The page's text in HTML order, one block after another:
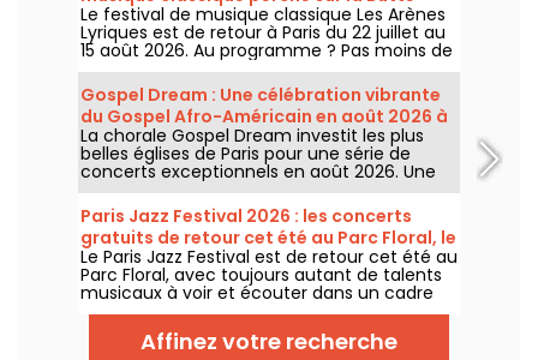
Montmartre
Le festival de musique classique Les Arènes
Lyriques est de retour à Paris du 22 juillet au
15 août 2026. Au programme ? Pas moins de
16 concerts donnés au sein des Arènes de
Montmartre, un cadre idyllique pour écouter
les grands classiques.
Gospel Dream : Une célébration vibrante
du Gospel Afro-Américain en août 2026 à
Paris
La chorale Gospel Dream investit les plus
belles églises de Paris pour une série de
concerts exceptionnels en août 2026. Une
expérience musicale unique qui célèbre
l'espoir, l'unité et la résilience à travers les
chants authentiques de l'Église Afro-
Américaine.
Paris Jazz Festival 2026 : les concerts
gratuits de retour cet été au Parc Floral, le
programme
Le Paris Jazz Festival est de retour cet été au
Parc Floral, avec toujours autant de talents
musicaux à voir et écouter dans un cadre
bucolique. Voici le programme des concerts
gratuits à découvrir du 24 juin au 6
septembre 2026 !
Affinez votre recherche